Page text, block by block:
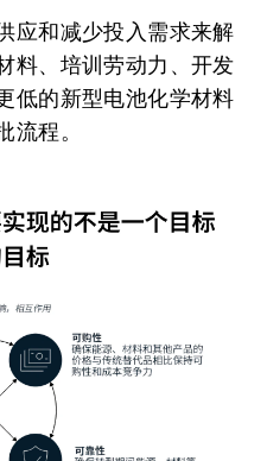
应和减少投入需求来解
料、培训劳动力、开发
低的新型电池化学材料
流程。